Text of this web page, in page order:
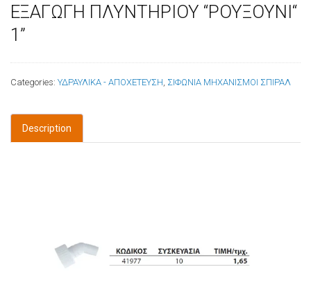
ΕΞΑΓΩΓΗ ΠΛΥΝΤΗΡΙΟΥ “ΡΟΥΞΟΥΝΙ“
1”
Categories: ΥΔΡΑΥΛΙΚΑ - ΑΠΟΧΕΤΕΥΣΗ ΣΙΦΩΝΙΑ ΜΗΧΑΝΙΣΜΟΙ ΣΠΙΡΑΛ
Description